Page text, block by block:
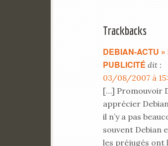
Trackbacks
DEBIAN-ACTU
PUBLICITÉ dit :
03/08/2007 à
[…] Promouvoir
apprécier
il n’y a pas
souvent Debian
les préjugés ont